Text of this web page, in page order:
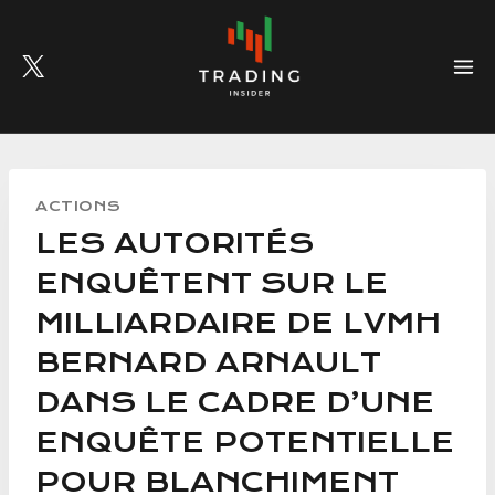
content
ACTIONS
LES AUTORITÉS
ENQUÊTENT SUR LE
MILLIARDAIRE DE LVMH
BERNARD ARNAULT
DANS LE CADRE D’UNE
ENQUÊTE POTENTIELLE
POUR BLANCHIMENT